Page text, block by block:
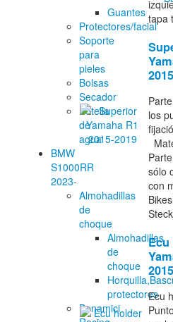
Guantes
Protectores/facial
Soporte
para
pieles
Bolsas
Secador
Botella
de
agua
BMW
S1000RR
2023-
Almohadillas
de
choque
Almohadillas
de
choque
protectores
Bonamici
tapa
los
sólo
con
Ecu
Ecu